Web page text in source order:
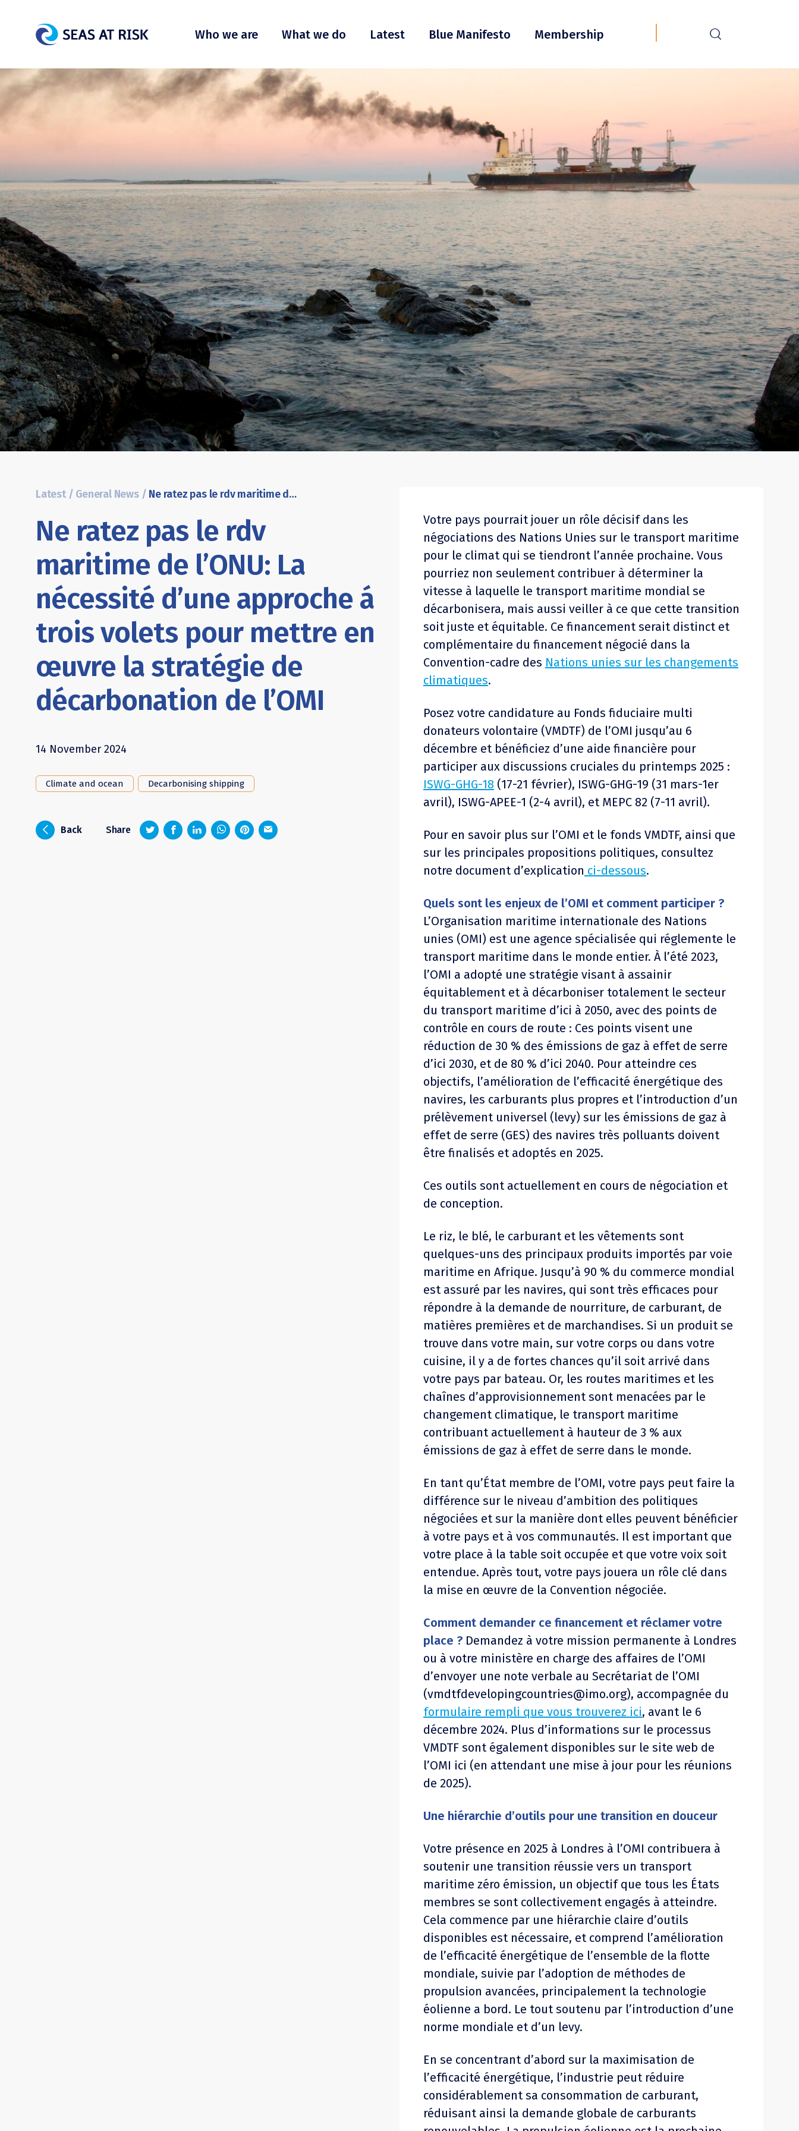
Who we are What we do Latest Blue Manifesto Membership r
Latest/ General News/ Ne ratez pas le rdv maritime de l’ONU: La nécessité d’une approche á trois volets pour mettre en œuvre la stratégie de décarbonation de l’OMI
Ne ratez pas le rdv
maritime de l’ONU: La
nécessité d’une approche á
trois volets pour mettre en
œuvre la stratégie de
décarbonation de l’OMI
14 November 2024
Climate and ocean Decarbonising shipping
i Back Share z 1 4 6
Votre pays pourrait jouer un rôle décisif dans les
négociations des Nations Unies sur le transport maritime
pour le climat qui se tiendront l’année prochaine. Vous
pourriez non seulement contribuer à déterminer la
vitesse à laquelle le transport maritime mondial se
décarbonisera, mais aussi veiller à ce que cette transition
soit juste et équitable. Ce financement serait distinct et
complémentaire du financement négocié dans la
Convention-cadre des Nations unies sur les changements
climatiques.
Posez votre candidature au Fonds fiduciaire multi
donateurs volontaire (VMDTF) de l’OMI jusqu’au 6
décembre et bénéficiez d’une aide financière pour
participer aux discussions cruciales du printemps 2025 :
ISWG-GHG-18 (17-21 février), ISWG-GHG-19 (31 mars-1er
avril), ISWG-APEE-1 (2-4 avril), et MEPC 82 (7-11 avril).
Pour en savoir plus sur l’OMI et le fonds VMDTF, ainsi que
sur les principales propositions politiques, consultez
notre document d’explication ci-dessous.
Quels sont les enjeux de l’OMI et comment participer ?
L’Organisation maritime internationale des Nations
unies (OMI) est une agence spécialisée qui réglemente le
transport maritime dans le monde entier. À l’été 2023,
l’OMI a adopté une stratégie visant à assainir
équitablement et à décarboniser totalement le secteur
du transport maritime d’ici à 2050, avec des points de
contrôle en cours de route : Ces points visent une
réduction de 30 % des émissions de gaz à effet de serre
d’ici 2030, et de 80 % d’ici 2040. Pour atteindre ces
objectifs, l’amélioration de l’efficacité énergétique des
navires, les carburants plus propres et l’introduction d’un
prélèvement universel (levy) sur les émissions de gaz à
effet de serre (GES) des navires très polluants doivent
être finalisés et adoptés en 2025.
Ces outils sont actuellement en cours de négociation et
de conception.
Le riz, le blé, le carburant et les vêtements sont
quelques-uns des principaux produits importés par voie
maritime en Afrique. Jusqu’à 90 % du commerce mondial
est assuré par les navires, qui sont très efficaces pour
répondre à la demande de nourriture, de carburant, de
matières premières et de marchandises. Si un produit se
trouve dans votre main, sur votre corps ou dans votre
cuisine, il y a de fortes chances qu’il soit arrivé dans
votre pays par bateau. Or, les routes maritimes et les
chaînes d’approvisionnement sont menacées par le
changement climatique, le transport maritime
contribuant actuellement à hauteur de 3 % aux
émissions de gaz à effet de serre dans le monde.
En tant qu’État membre de l’OMI, votre pays peut faire la
différence sur le niveau d’ambition des politiques
négociées et sur la manière dont elles peuvent bénéficier
à votre pays et à vos communautés. Il est important que
votre place à la table soit occupée et que votre voix soit
entendue. Après tout, votre pays jouera un rôle clé dans
la mise en œuvre de la Convention négociée.
Comment demander ce financement et réclamer votre
place ? Demandez à votre mission permanente à Londres
ou à votre ministère en charge des affaires de l’OMI
d’envoyer une note verbale au Secrétariat de l’OMI
(vmdtfdevelopingcountries@imo.org), accompagnée du
formulaire rempli que vous trouverez ici, avant le 6
décembre 2024. Plus d’informations sur le processus
VMDTF sont également disponibles sur le site web de
l’OMI ici (en attendant une mise à jour pour les réunions
de 2025).
Une hiérarchie d’outils pour une transition en douceur
Votre présence en 2025 à Londres à l’OMI contribuera à
soutenir une transition réussie vers un transport
maritime zéro émission, un objectif que tous les États
membres se sont collectivement engagés à atteindre.
Cela commence par une hiérarchie claire d’outils
disponibles est nécessaire, et comprend l’amélioration
de l’efficacité énergétique de l’ensemble de la flotte
mondiale, suivie par l’adoption de méthodes de
propulsion avancées, principalement la technologie
éolienne a bord. Le tout soutenu par l’introduction d’une
norme mondiale et d’un levy.
En se concentrant d’abord sur la maximisation de
l’efficacité énergétique, l’industrie peut réduire
considérablement sa consommation de carburant,
réduisant ainsi la demande globale de carburants